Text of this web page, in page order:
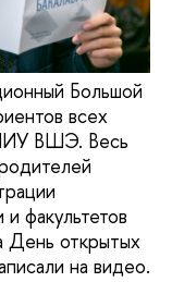
Большой
всех
ВШЭ. Весь
факультетов
День открытых
на видео.